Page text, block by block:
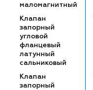
маломагнитный
Клапан
запорный
угловой
фланцевый
латунный
сальниковый
Клапан
запорный